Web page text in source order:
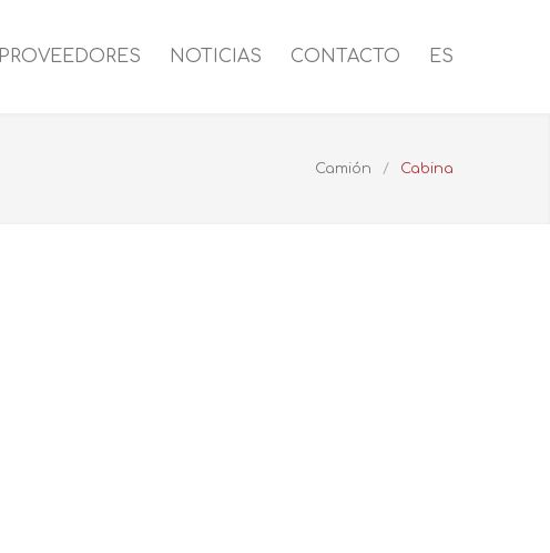
PROVEEDORES NOTICIAS CONTACTO ES
Camión / Cabina